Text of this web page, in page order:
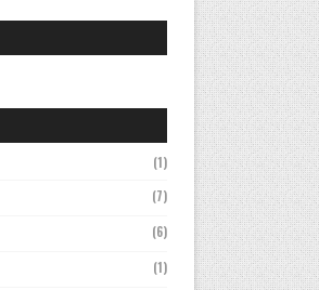
(1)
(7)
(6)
(1)